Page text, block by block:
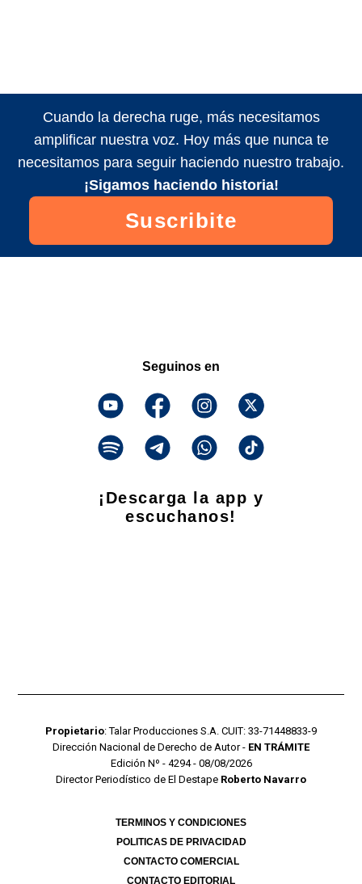
Cuando la derecha ruge, más necesitamos
amplificar nuestra voz. Hoy más que nunca te
necesitamos para seguir haciendo nuestro trabajo.
¡Sigamos haciendo historia!
Suscribite
Seguinos en
¡Descarga la app y
escuchanos!
Propietario: Talar Producciones S.A. CUIT: 33-71448833-9
Dirección Nacional de Derecho de Autor - EN TRÁMITE
Edición Nº - 4294 - 08/08/2026
Director Periodístico de El Destape Roberto Navarro
TERMINOS Y CONDICIONES
POLITICAS DE PRIVACIDAD
CONTACTO COMERCIAL
CONTACTO EDITORIAL